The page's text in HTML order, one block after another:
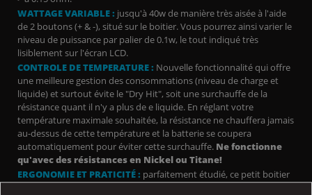
WATTAGE VARIABLE : jusqu'à 40w de manière très aisée à l'aide
de 2 boutons (+ & -), situé sur le boitier. Vous pourrez ainsi varier le
niveau de puissance par palier de 0.1w, le tout indiqué très
lisiblement sur l'écran LCD.
CONTROLE DE TEMPERATURE : Nouvelle fonctionnalité qui offre
une meilleure gestion des consommations (niveau de charge et
liquide) et surtout évite le "Dry Hit", soit une surchauffe de la
résistance quant il n'y a plus de e liquide. En réglant votre
température maximale souhaitée, la résistance ne chauffera jamais
au-dessus de cette température et la batterie se coupera
automatiquement pour éviter cette surchauffe. Ne fonctionne
qu'avec des résistances en Nickel ou Titane!
ERGONOMIE ET PRATICITÉ : parfaitement étudié, ce petit boitier
offre bien des surprises :